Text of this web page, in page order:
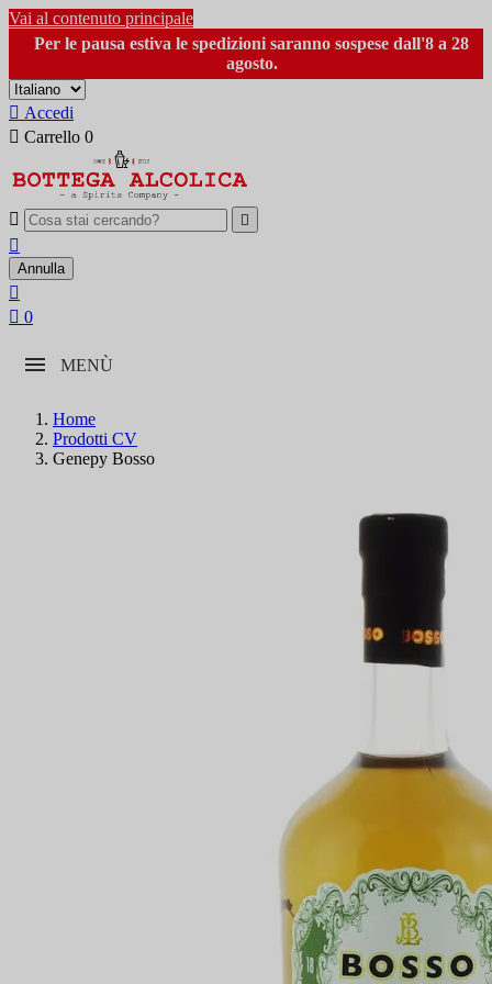
Vai al contenuto principale
Per le pausa estiva le spedizioni saranno sospese dall'8 a 28
agosto.
 Accedi
 Carrello 0
 

Annulla

 0
MENÙ
Home
Prodotti CV
Genepy Bosso